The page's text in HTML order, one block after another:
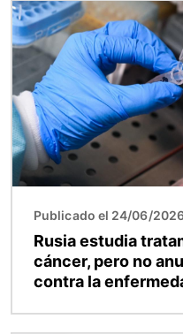
Imagen
Publicado el 24/06/
Rusia estudia
cáncer, pero no
contra la